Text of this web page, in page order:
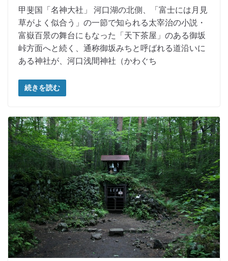
甲斐国「名神大社」 河口湖の北側、「富士には月見
草がよく似合う」の一節で知られる太宰治の小説・
富嶽百景の舞台にもなった「天下茶屋」のある御坂
峠方面へと続く、通称御坂みちと呼ばれる道沿いに
ある神社が、河口浅間神社（かわぐち
続きを読む